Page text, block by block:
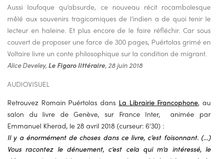
Aussi loufoque qu’absurde, ce nouveau récit rocambolesque
mêlé aux souvenirs tragicomiques de l’indien a de quoi tenir le
lecteur en haleine. Et plus encore de le faire réfléchir. Car sous
couvert de proposer une farce de 300 pages, Puértolas grimé en
Voltaire livre un conte philosophique sur la condition de migrant.
Alice Develey, Le Figaro littéraire, 28 juin 2018
AUDIOVISUEL
Retrouvez Romain Puértolas dans La Librairie Francophone, au
salon du livre de Genève, sur France Inter, animée par
Emmanuel Kherad, le 28 avril 2018 (curseur: 6’30) :
Il y a énormément de choses dans ce livre, c’est foisonnant. (…)
Vous racontez le dénuement, c’est cela qui m’a intéressé, le